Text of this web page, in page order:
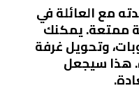
مع العائلة في
ممتعة. يمكنك
وتحويل غرفة
هذا سيجعل